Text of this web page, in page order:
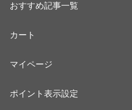
おすすめ記事一覧
カート
マイページ
ポイント表示設定